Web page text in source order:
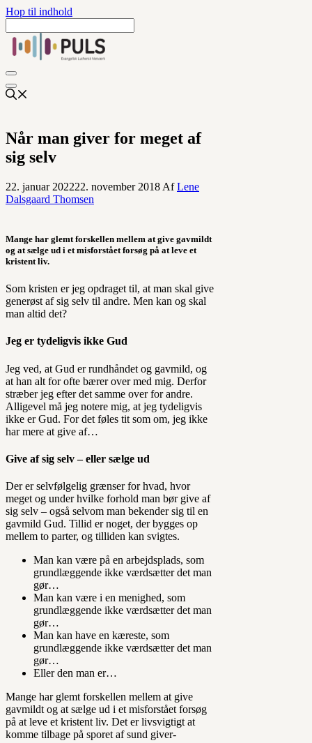
Hop til indhold
Når man giver for meget af
sig selv
22. januar 202222. november 2018 AfLene
Dalsgaard Thomsen
Mange har glemt forskellen mellem at give gavmildt
og at sælge ud i et misforstået forsøg på at leve et
kristent liv.
Som kristen er jeg opdraget til, at man skal give
generøst af sig selv til andre. Men kan og skal
man altid det?
Jeg er tydeligvis ikke Gud
Jeg ved, at Gud er rundhåndet og gavmild, og
at han alt for ofte bærer over med mig. Derfor
stræber jeg efter det samme over for andre.
Alligevel må jeg notere mig, at jeg tydeligvis
ikke er Gud. For det føles tit som om, jeg ikke
har mere at give af…
Give af sig selv – eller sælge ud
Der er selvfølgelig grænser for hvad, hvor
meget og under hvilke forhold man bør give af
sig selv – også selvom man bekender sig til en
gavmild Gud. Tillid er noget, der bygges op
mellem to parter, og tilliden kan svigtes.
Man kan være på en arbejdsplads, som
grundlæggende ikke værdsætter det man
gør…
Man kan være i en menighed, som
grundlæggende ikke værdsætter det man
gør…
Man kan have en kæreste, som
grundlæggende ikke værdsætter det man
gør…
Eller den man er…
Mange har glemt forskellen mellem at give
gavmildt og at sælge ud i et misforstået forsøg
på at leve et kristent liv. Det er livsvigtigt at
komme tilbage på sporet af sund giver-